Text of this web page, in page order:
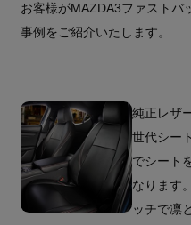
お客様がMAZDA3ファストバ
事例をご紹介いたします。
純正レザ
世代シー
でシート
なります
ッチで凛